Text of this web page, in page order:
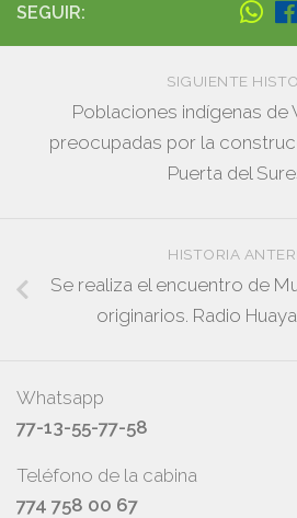
SEGUIR:
SIGUIENTE
Poblaciones indígenas de
preocupadas por la
Puerta del
HISTORIA
Se realiza el encuentro de
originarios. Radio
Whatsapp
77-13-55-77-58
Teléfono de la cabina
774 758 00 67